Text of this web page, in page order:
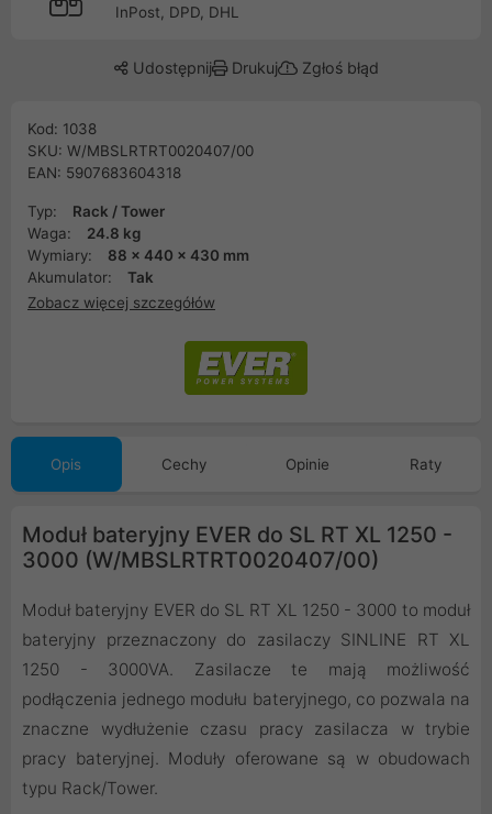
InPost, DPD, DHL
Udostępnij Drukuj Zgłoś błąd
Kod: 1038
SKU: W/MBSLRTRT0020407/00
EAN: 5907683604318
Typ:
Rack / Tower
Waga:
24.8 kg
Wymiary:
88 x 440 x 430 mm
Akumulator:
Tak
Zobacz więcej szczegółów
Opis Cechy Opinie Raty
Moduł bateryjny EVER do SL RT XL 1250 -
3000 (W/MBSLRTRT0020407/00)
Moduł bateryjny EVER do SL RT XL 1250 - 3000 to moduł
bateryjny przeznaczony do zasilaczy SINLINE RT XL
1250 - 3000VA. Zasilacze te mają możliwość
podłączenia jednego modułu bateryjnego, co pozwala na
znaczne wydłużenie czasu pracy zasilacza w trybie
pracy bateryjnej. Moduły oferowane są w obudowach
typu Rack/Tower.